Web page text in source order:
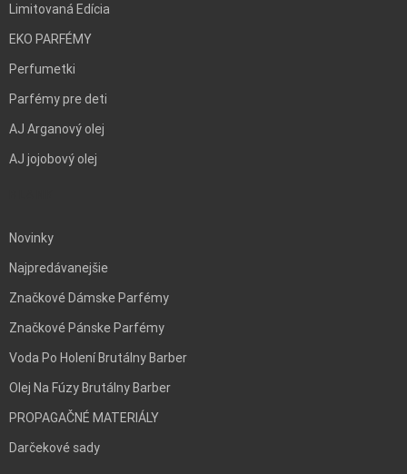
Limitovaná Edícia
EKO PARFÉMY
Perfumetki
Parfémy pre deti
AJ Arganový olej
AJ jojobový olej
Novinky
Najpredávanejšie
Značkové Dámske Parfémy
Značkové Pánske Parfémy
Voda Po Holení Brutálny Barber
Olej Na Fúzy Brutálny Barber
PROPAGAČNÉ MATERIÁLY
Darčekové sady